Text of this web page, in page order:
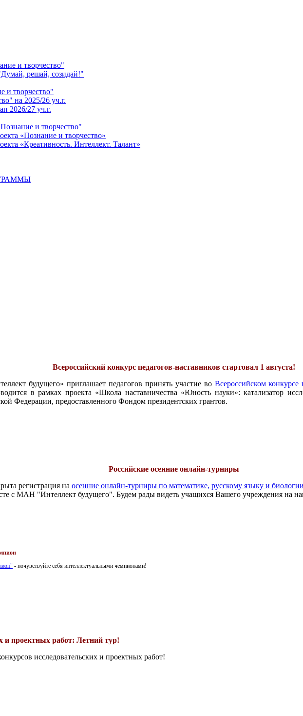
и творчество"
решай, созидай!"
и творчество"
на 2025/26 уч.г.
2026/27 уч.г.
и творчество"
«Познание и творчество»
«Креативность. Интеллект. Талант»
Всероссийский конкурс педагогов-наставников стартовал 1 августа!
будущего» приглашает педагогов принять участие во Всероссийском конкурсе
в рамках проекта «Школа наставничества «Юность науки»: катализатор
Федерации, предоставленного Фондом президентских грантов.
Российские осенние онлайн-турниры
регистрация на осенние онлайн-турниры по математике, русскому языку и биологии
с МАН "Интеллект будущего". Будем рады видеть учащихся Вашего учреждения на
- почувствуйте себя интеллектуальными чемпионами!
и проектных работ: Летний тур!
исследовательских и проектных работ!